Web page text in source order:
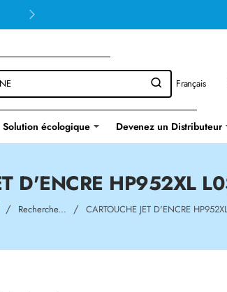
Français
Solution écologique Devenez un Distributeur
D'ENCRE HP952XL
Recherche... CARTOUCHE JET D'ENCRE